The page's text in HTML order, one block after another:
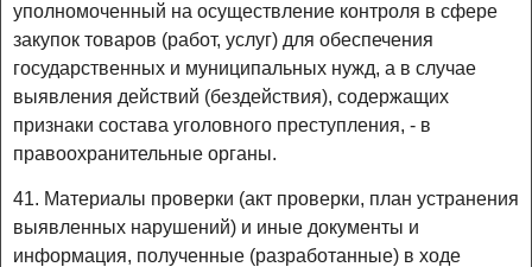
уполномоченный на осуществление контроля в сфере
закупок товаров (работ, услуг) для обеспечения
государственных и муниципальных нужд, а в случае
выявления действий (бездействия), содержащих
признаки состава уголовного преступления, - в
правоохранительные органы.
41. Материалы проверки (акт проверки, план устранения
выявленных нарушений) и иные документы и
информация, полученные (разработанные) в ходе